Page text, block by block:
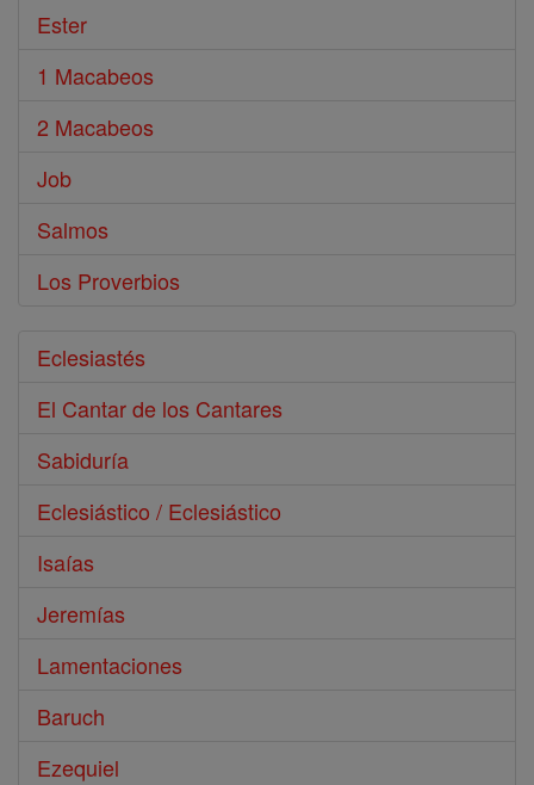
Ester
1 Macabeos
2 Macabeos
Job
Salmos
Los Proverbios
Eclesiastés
El Cantar de los Cantares
Sabiduría
Eclesiástico / Eclesiástico
Isaías
Jeremías
Lamentaciones
Baruch
Ezequiel